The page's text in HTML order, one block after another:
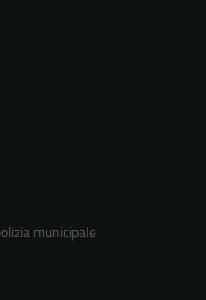
municipale